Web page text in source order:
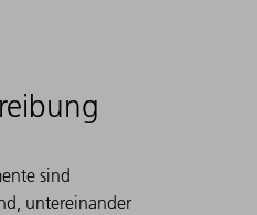
sind
untereinander